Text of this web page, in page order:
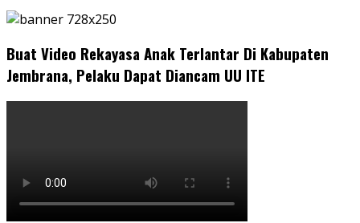
Buat Video Rekayasa Anak Terlantar Di Kabupaten
Jembrana, Pelaku Dapat Diancam UU ITE